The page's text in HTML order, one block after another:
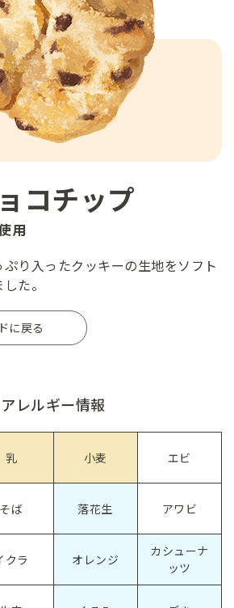
コチップ
用
り入ったクッキーの生地をソフト
た。
に戻る
アレルギー情報
乳 小麦 エビ
そば 落花生 アワビ
クラ オレンジ
カシューナ
ッツ